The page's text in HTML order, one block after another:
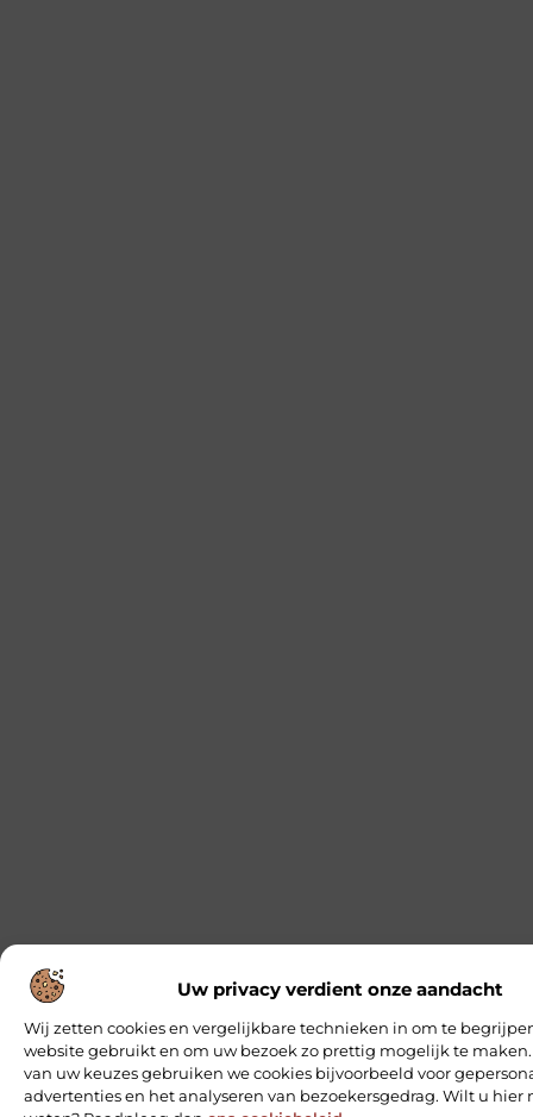
Uw privacy verdient onze aandacht
Wij zetten cookies en vergelijkbare technieken in om te
website gebruikt en om uw bezoek zo prettig mogelijk te
van uw keuzes gebruiken we cookies bijvoorbeeld voor
advertenties en het analyseren van bezoekersgedrag. Wilt u hier